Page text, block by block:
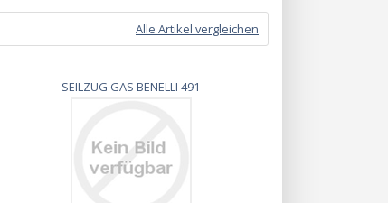
Alle Artikel vergleichen
SEILZUG GAS BENELLI 491